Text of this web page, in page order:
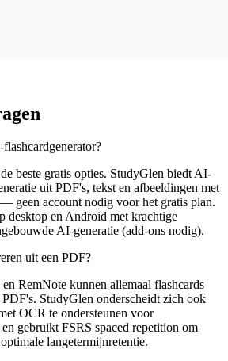
beste gratis opties. StudyGlen biedt AI-
uit PDF's, tekst en afbeeldingen met
geen account nodig voor het gratis plan.
desktop en Android met krachtige
AI-generatie (add-ons nodig).
uit een PDF?
RemNote kunnen allemaal flashcards
PDF's. StudyGlen onderscheidt zich ook
OCR te ondersteunen voor
gebruikt FSRS spaced repetition om
langetermijnretentie.